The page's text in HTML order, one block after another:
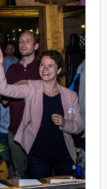
uw drankje af
uur (excl.
fris,
niet